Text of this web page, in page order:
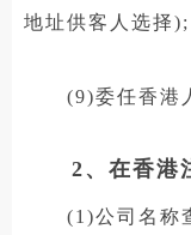
地址供客人选择);
(9)委任香港人
2、在香港注
(1)公司名称